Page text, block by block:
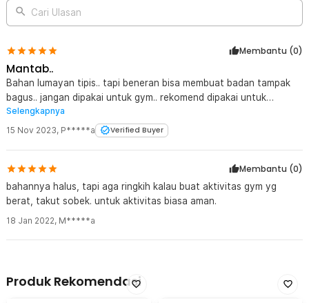
Cari Ulasan
Membantu (0)
Mantab..
Bahan lumayan tipis.. tapi beneran bisa membuat badan tampak
bagus.. jangan dipakai untuk gym.. rekomend dipakai untuk
kegiatan harian selain olahraga..
Selengkapnya
15 Nov 2023, P*****a Verified Buyer
Membantu (0)
bahannya halus, tapi aga ringkih kalau buat aktivitas gym yg
berat, takut sobek. untuk aktivitas biasa aman.
18 Jan 2022, M*****a
Produk Rekomendasi